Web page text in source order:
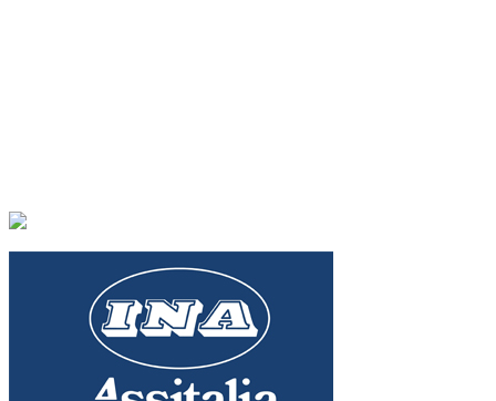
Footer